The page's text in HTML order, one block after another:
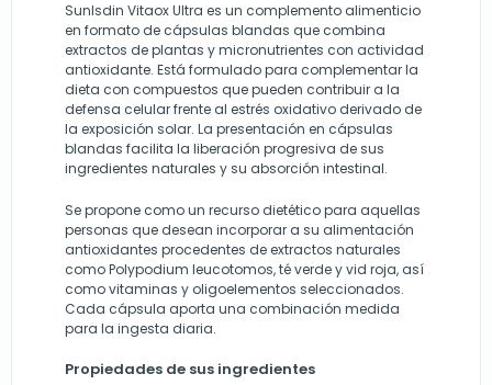
SunIsdin Vitaox Ultra es un complemento alimenticio
en formato de cápsulas blandas que combina
extractos de plantas y micronutrientes con actividad
antioxidante. Está formulado para complementar la
dieta con compuestos que pueden contribuir a la
defensa celular frente al estrés oxidativo derivado de
la exposición solar. La presentación en cápsulas
blandas facilita la liberación progresiva de sus
ingredientes naturales y su absorción intestinal.
Se propone como un recurso dietético para aquellas
personas que desean incorporar a su alimentación
antioxidantes procedentes de extractos naturales
como Polypodium leucotomos, té verde y vid roja, así
como vitaminas y oligoelementos seleccionados.
Cada cápsula aporta una combinación medida
para la ingesta diaria.
Propiedades de sus ingredientes